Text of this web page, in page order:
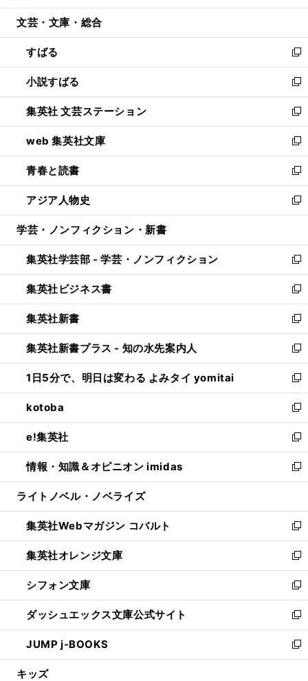
開
ウ
開
く
ン
ウ
で
開
く
ウ
ン
ド
ウ
で
開
く
文芸・文庫・総合
すばる
新
し
い
ウ
ィ
ン
ド
ウ
で
開
く
小説すばる
新
し
い
ウ
ィ
ン
ド
ウ
で
開
集英社 文芸ステーション
新
し
い
ウ
ィ
ン
ド
ウ
開
く
web 集英社文庫
新
し
い
ウ
ィ
ン
ウ
で
開
く
青春と読書
新
し
い
ウ
ン
ド
ウ
で
開
く
アジア人物史
新
し
ウ
ィ
ン
ド
ウ
で
開
く
学芸・ノンフィクション・新書
集英社学芸部 - 学芸・ノンフィクション
新
し
い
ウ
ィ
ン
ド
ウ
で
開
く
集英社ビジネス書
新
し
い
ウ
ィ
ン
ド
ウ
で
開
く
集英社新書
新
し
い
ウ
ィ
ン
ド
ウ
で
開
く
集英社新書プラス - 知の水先案内人
新
し
い
ウ
ィ
ン
ド
ウ
で
開
1日5分で、明日は変わる よみタイ yomitai
新
し
い
ウ
ィ
ン
ド
ウ
開
く
kotoba
新
し
い
ウ
ィ
ン
ウ
で
開
く
e!集英社
新
し
い
ウ
ン
ド
ウ
で
開
く
情報・知識＆オピニオン imidas
新
し
ウ
ィ
ン
ド
ウ
で
開
く
ライトノベル・ノベライズ
集英社Webマガジン コバルト
新
し
い
ウ
ィ
ン
ド
ウ
で
開
集英社オレンジ文庫
新
し
い
ウ
ィ
ン
ド
ウ
シフォン文庫
新
し
い
ウ
ィ
ン
ダッシュエックス文庫公式サイト
新
し
い
ウ
JUMP j-BOOKS
新
し
キッズ